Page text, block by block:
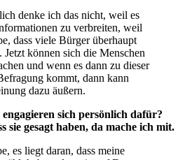
denke ich das nicht, weil es
zu verbreiten, weil
dass viele Bürger überhaupt
Jetzt können sich die Menschen
und wenn es dann zu dieser
kommt, dann kann
dazu äußern.
sich persönlich dafür?
sie gesagt haben, da mache ich mit.
es liegt daran, dass meine